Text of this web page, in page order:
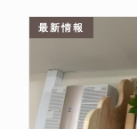
最新情報